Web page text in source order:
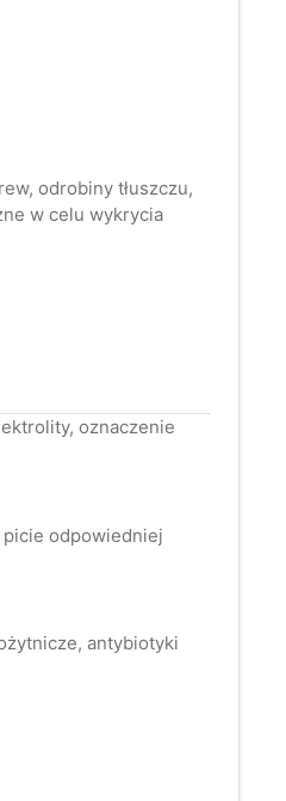
odrobiny tłuszczu,
w celu wykrycia
oznaczenie
odpowiedniej
antybiotyki